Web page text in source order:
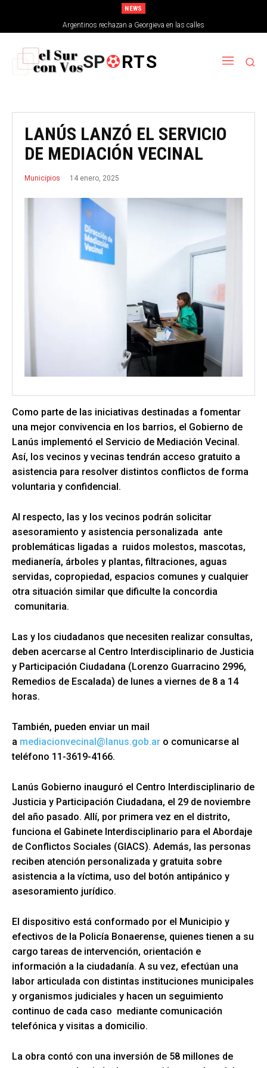
NEWS
Argentinos rechazan a Georgieva en las calles
SP RTS
LANÚS LANZÓ EL SERVICIO
DE MEDIACIÓN VECINAL
Municipios 14 enero, 2025
Como parte de las iniciativas destinadas a fomentar
una mejor convivencia en los barrios, el Gobierno de
Lanús implementó el Servicio de Mediación Vecinal.
Así, los vecinos y vecinas tendrán acceso gratuito a
asistencia para resolver distintos conflictos de forma
voluntaria y confidencial.
Al respecto, las y los vecinos podrán solicitar
asesoramiento y asistencia personalizada ante
problemáticas ligadas a ruidos molestos, mascotas,
medianería, árboles y plantas, filtraciones, aguas
servidas, copropiedad, espacios comunes y cualquier
otra situación similar que dificulte la concordia
comunitaria.
Las y los ciudadanos que necesiten realizar consultas,
deben acercarse al Centro Interdisciplinario de Justicia
y Participación Ciudadana (Lorenzo Guarracino 2996,
Remedios de Escalada) de lunes a viernes de 8 a 14
horas.
También, pueden enviar un mail
a mediacionvecinal@lanus.gob.ar o comunicarse al
teléfono 11-3619-4166.
Lanús Gobierno inauguró el Centro Interdisciplinario de
Justicia y Participación Ciudadana, el 29 de noviembre
del año pasado. Allí, por primera vez en el distrito,
funciona el Gabinete Interdisciplinario para el Abordaje
de Conflictos Sociales (GIACS). Además, las personas
reciben atención personalizada y gratuita sobre
asistencia a la víctima, uso del botón antipánico y
asesoramiento jurídico.
El dispositivo está conformado por el Municipio y
efectivos de la Policía Bonaerense, quienes tienen a su
cargo tareas de intervención, orientación e
información a la ciudadanía. A su vez, efectúan una
labor articulada con distintas instituciones municipales
y organismos judiciales y hacen un seguimiento
continuo de cada caso mediante comunicación
telefónica y visitas a domicilio.
La obra contó con una inversión de 58 millones de